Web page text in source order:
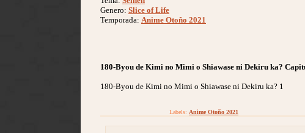
Genero: Slice of Life
Temporada: Anime Otoño 2021
180-Byou de Kimi no Mimi o Shiawase ni Dekiru ka?
180-Byou de Kimi no Mimi o Shiawase ni Dekiru ka? 1
Labels: Anime Otoño 2021